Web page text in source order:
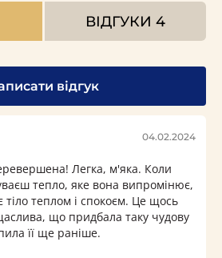
ВІДГУКИ 4
відгук
04.02.2024
Легка, м'яка. Коли
тепло, яке вона випромінює,
теплом і спокоєм. Це щось
що придбала таку чудову
її ще раніше.